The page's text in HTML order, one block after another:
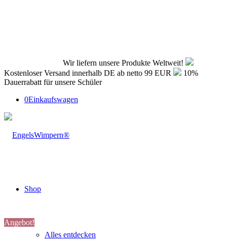
Wir liefern unsere Produkte Weltweit!
Kostenloser Versand innerhalb DE ab netto 99 EUR
10%
Dauerrabatt für unsere Schüler
0Einkaufswagen
Shop
Alles entdecken
Angebot!